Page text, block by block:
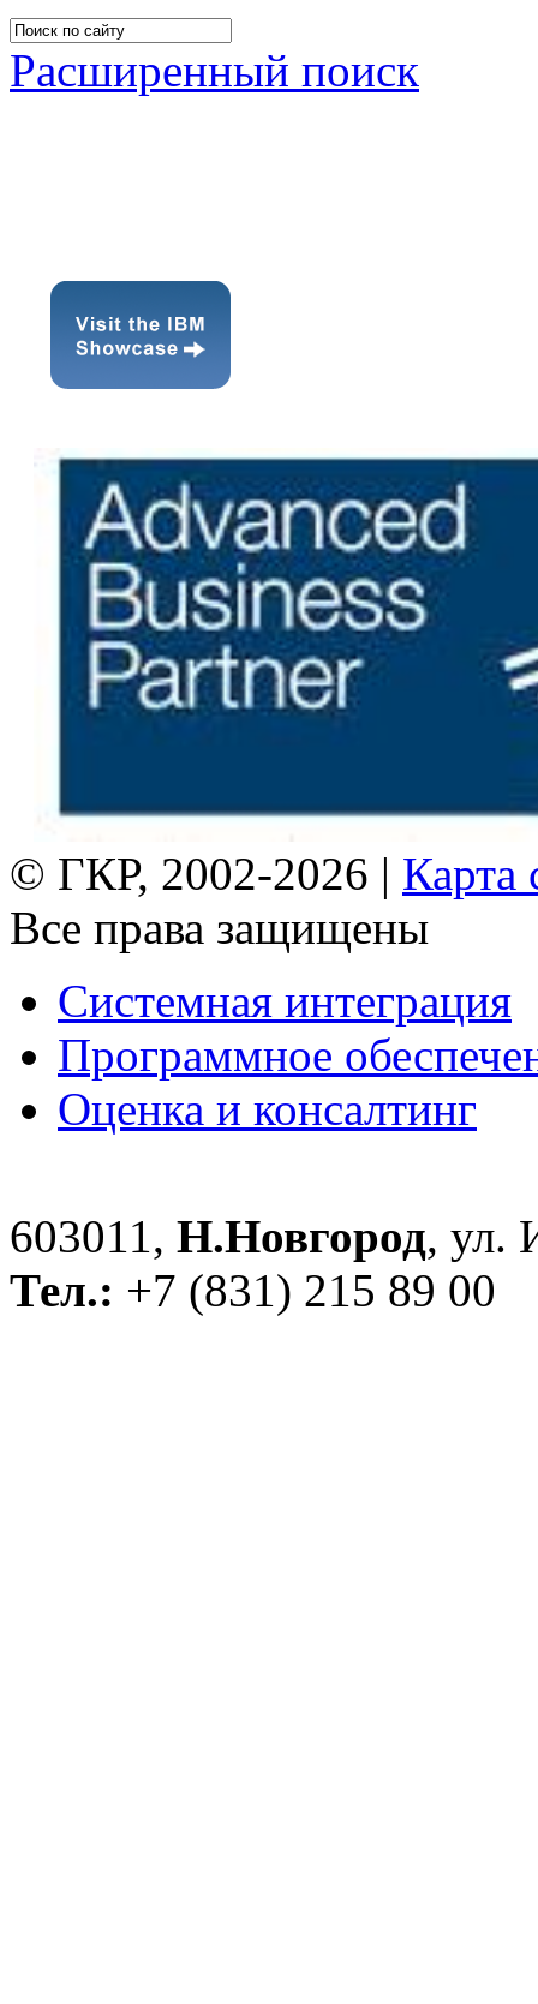
Расширенный поиск
© ГКР, 2002-2026 | Карта
Все права защищены
Системная интеграция
Программное
Оценка и консалтинг
603011, Н.Новгород, ул.
Тел.: +7 (831) 215 89 00